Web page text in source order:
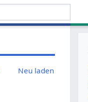
Neu laden